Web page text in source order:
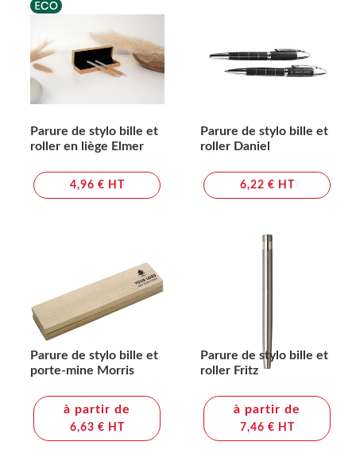
Parure de stylo bille et
roller en liège Elmer
4,96 € HT
Parure de stylo bille et
roller Daniel
6,22 € HT
Parure de stylo bille et
porte-mine Morris
à partir de
6,63 € HT
Parure de stylo bille et
roller Fritz
à partir de
7,46 € HT